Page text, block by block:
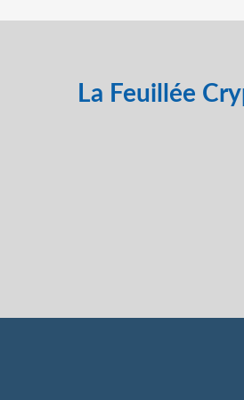
La Feuillée